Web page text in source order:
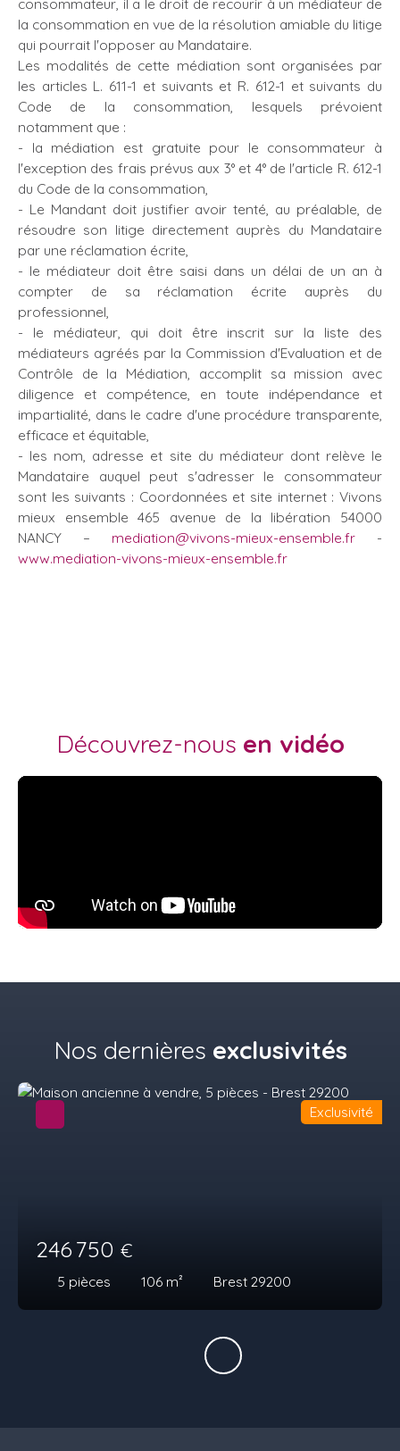
la consommation en vue de la résolution amiable du litige
qui pourrait l'opposer au Mandataire.
Les modalités de cette médiation sont organisées par
les articles L. 611-1 et suivants et R. 612-1 et suivants du
Code de la consommation, lesquels prévoient
notamment que :
- la médiation est gratuite pour le consommateur à
l'exception des frais prévus aux 3° et 4° de l'article R. 612-1
du Code de la consommation,
- Le Mandant doit justifier avoir tenté, au préalable, de
résoudre son litige directement auprès du Mandataire
par une réclamation écrite,
- le médiateur doit être saisi dans un délai de un an à
compter de sa réclamation écrite auprès du
professionnel,
- le médiateur, qui doit être inscrit sur la liste des
médiateurs agréés par la Commission d'Evaluation et de
Contrôle de la Médiation, accomplit sa mission avec
diligence et compétence, en toute indépendance et
impartialité, dans le cadre d'une procédure transparente,
efficace et équitable,
- les nom, adresse et site du médiateur dont relève le
Mandataire auquel peut s'adresser le consommateur
sont les suivants : Coordonnées et site internet : Vivons
mieux ensemble 465 avenue de la libération 54000
NANCY – mediation@vivons-mieux-ensemble.fr -
www.mediation-vivons-mieux-ensemble.fr
Découvrez-nous en vidéo
Nos dernières exclusivités
246 750 €
5 pièces 106 m² Brest 29200
Exclusivité